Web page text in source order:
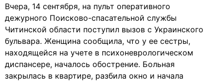
Вчера, 14 сентября, на пульт оперативного
дежурного Поисково-спасательной службы
Читинской области поступил вызов с Украинского
бульвара. Женщина сообщила, что у ее сестры,
находящейся на учете в психоневрологическом
диспансере, началось обострение. Больная
закрылась в квартире, разбила окно и начала